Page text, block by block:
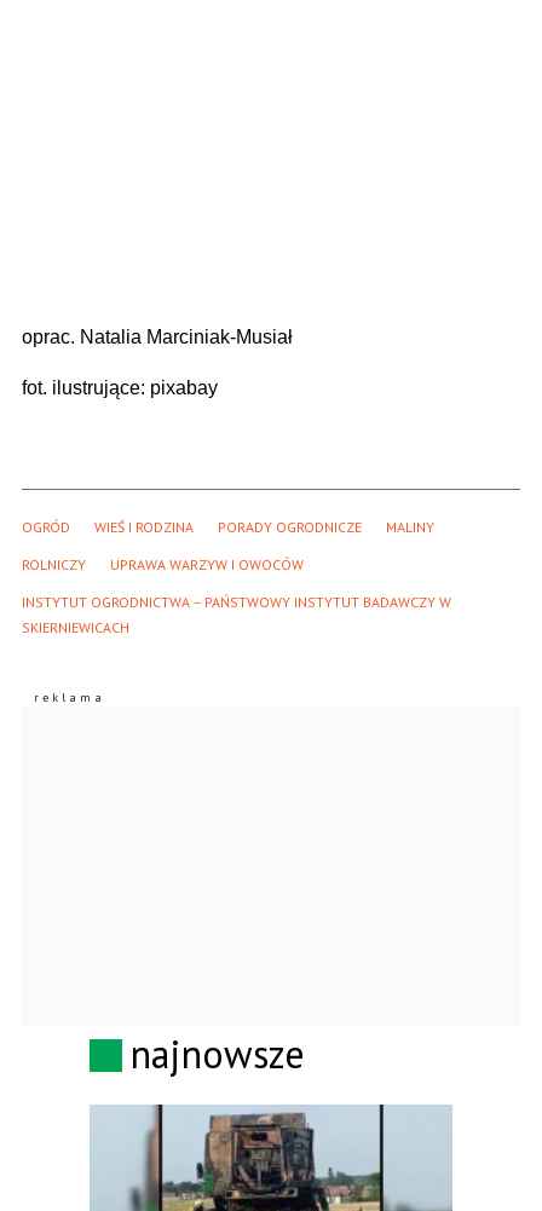
oprac. Natalia Marciniak-Musiał
fot. ilustrujące: pixabay
OGRÓD WIEŚ I RODZINA PORADY OGRODNICZE MALINY
ROLNICZY UPRAWA WARZYW I OWOCÓW
INSTYTUT OGRODNICTWA – PAŃSTWOWY INSTYTUT BADAWCZY W
SKIERNIEWICACH
najnowsze